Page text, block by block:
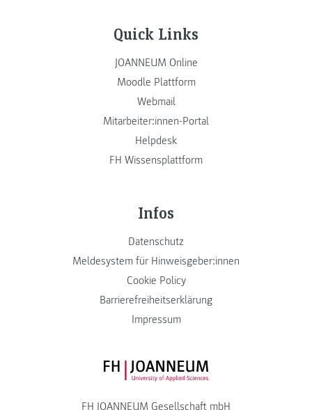
Quick Links
JOANNEUM Online
Moodle Plattform
Webmail
Mitarbeiter:innen-Portal
Helpdesk
FH Wissensplattform
Infos
Datenschutz
Meldesystem für Hinweisgeber:innen
Cookie Policy
Barrierefreiheitserklärung
Impressum
FH JOANNEUM Logo
FH JOANNEUM Gesellschaft mbH